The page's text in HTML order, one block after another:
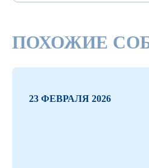
ПОХОЖИЕ
23 ФЕВРАЛЯ 2026